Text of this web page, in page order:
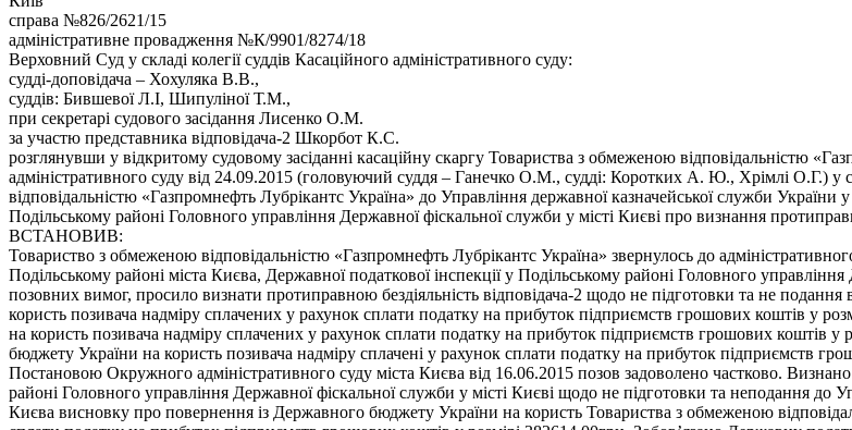
справа №826/2621/15
адміністративне провадження №К/9901/8274/18
Верховний Суд у складі колегії суддів Касаційного адміністративного суду:
судді-доповідача – Хохуляка В.В.,
суддів: Бившевої Л.І, Шипуліної Т.М.,
при секретарі судового засідання Лисенко О.М.
за участю представника відповідача-2 Шкорбот К.С.
розглянувши у відкритому судовому засіданні касаційну скаргу Товариства з обмеженою відповідальністю
адміністративного суду від 24.09.2015 (головуючий суддя – Ганечко О.М., судді: Коротких А. Ю., Хрімлі О.Г.)
відповідальністю «Газпромнефть Лубрікантс Україна» до Управління державної казначейської служби України
Подільському районі Головного управління Державної фіскальної служби у місті Києві про визнання
ВСТАНОВИВ:
Товариство з обмеженою відповідальністю «Газпромнефть Лубрікантс Україна» звернулось до
Подільському районі міста Києва, Державної податкової інспекції у Подільському районі Головного
позовних вимог, просило визнати протиправною бездіяльність відповідача-2 щодо не підготовки та не
користь позивача надміру сплачених у рахунок сплати податку на прибуток підприємств грошових коштів у
на користь позивача надміру сплачених у рахунок сплати податку на прибуток підприємств грошових коштів у
бюджету України на користь позивача надміру сплачені у рахунок сплати податку на прибуток підприємств
Постановою Окружного адміністративного суду міста Києва від 16.06.2015 позов задоволено частково.
районі Головного управління Державної фіскальної служби у місті Києві щодо не підготовки та неподання до
Києва висновку про повернення із Державного бюджету України на користь Товариства з обмеженою